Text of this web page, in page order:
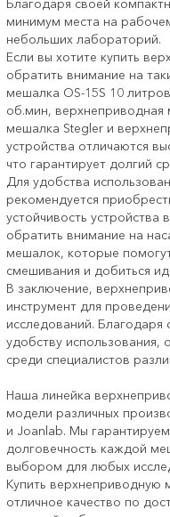
Благодаря своей
минимум места на
небольших лабораторий.
Если вы хотите купить
обратить внимание на
мешалка ОS-15S 10
об.мин,
мешалка Stegler и
устройства отличаются
что гарантирует долгий
Для удобства
рекомендуется
устойчивость
обратить внимание на
мешалок, которые
смешивания и добиться
В заключение,
инструмент для
исследований.
удобству использования,
среди специалистов
Наша линейка
модели различных
и Joanlab. Мы
долговечность каждой
выбором для любых
Купить верхнеприводную
отличное качество по